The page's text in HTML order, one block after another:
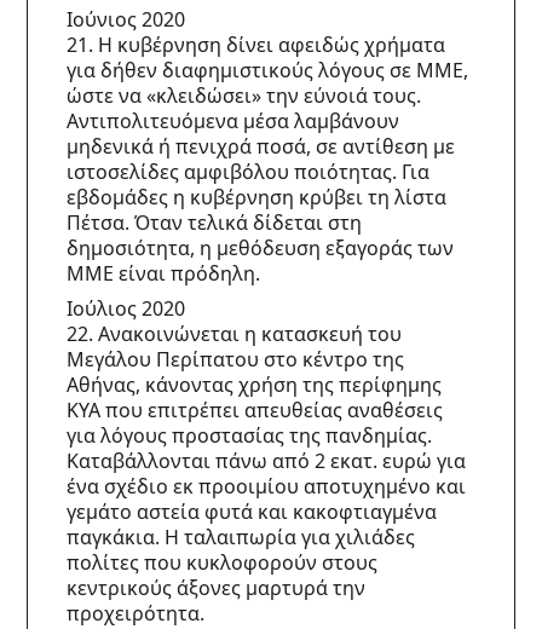
Ιούνιος 2020
21. Η κυβέρνηση δίνει αφειδώς χρήματα
για δήθεν διαφημιστικούς λόγους σε ΜΜΕ,
ώστε να «κλειδώσει» την εύνοιά τους.
Αντιπολιτευόμενα μέσα λαμβάνουν
μηδενικά ή πενιχρά ποσά, σε αντίθεση με
ιστοσελίδες αμφιβόλου ποιότητας. Για
εβδομάδες η κυβέρνηση κρύβει τη λίστα
Πέτσα. Όταν τελικά δίδεται στη
δημοσιότητα, η μεθόδευση εξαγοράς των
ΜΜΕ είναι πρόδηλη.
Ιούλιος 2020
22. Ανακοινώνεται η κατασκευή του
Μεγάλου Περίπατου στο κέντρο της
Αθήνας, κάνοντας χρήση της περίφημης
ΚΥΑ που επιτρέπει απευθείας αναθέσεις
για λόγους προστασίας της πανδημίας.
Καταβάλλονται πάνω από 2 εκατ. ευρώ για
ένα σχέδιο εκ προοιμίου αποτυχημένο και
γεμάτο αστεία φυτά και κακοφτιαγμένα
παγκάκια. Η ταλαιπωρία για χιλιάδες
πολίτες που κυκλοφορούν στους
κεντρικούς άξονες μαρτυρά την
προχειρότητα.